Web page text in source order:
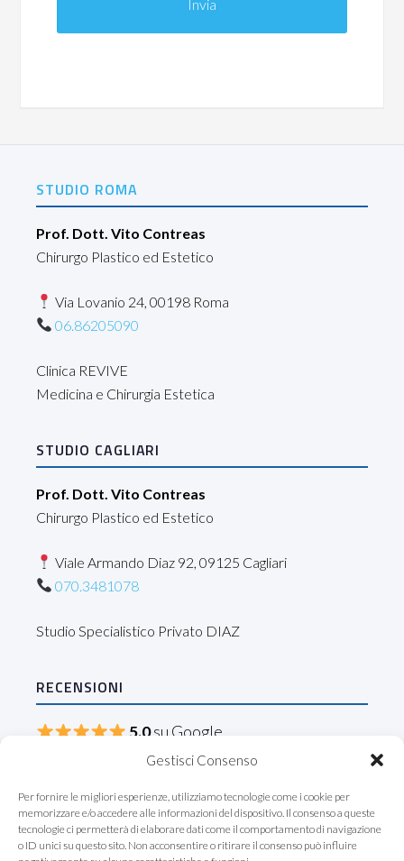
Gestisci Consenso
Per fornire le migliori esperienze, utilizziamo tecnologie come i cookie per
memorizzare e/o accedere alle informazioni del dispositivo. Il consenso a queste
tecnologie ci permetterà di elaborare dati come il comportamento di navigazione
o ID unici su questo sito. Non acconsentire o ritirare il consenso può influire
STUDIO ROMA
Prof. Dott. Vito Contreas
Chirurgo Plastico ed Estetico
Via Lovanio 24, 00198 Roma
06.86205090
Clinica REVIVE
Medicina e Chirurgia Estetica
STUDIO CAGLIARI
Prof. Dott. Vito Contreas
Chirurgo Plastico ed Estetico
Viale Armando Diaz 92, 09125 Cagliari
070.3481078
Studio Specialistico Privato DIAZ
RECENSIONI
5.0su Google
Seguici